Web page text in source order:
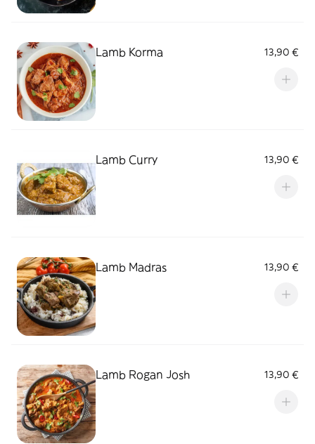
Lamb Korma 13,90 €
Lamb Curry 13,90 €
Lamb Madras 13,90 €
Lamb Rogan Josh 13,90 €